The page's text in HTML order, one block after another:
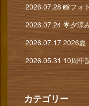
2026.07.28 📸フォ
2026.07.24 🌟夕涼
2026.07.17 2026夏
2026.05.31 10周年
カテゴリー